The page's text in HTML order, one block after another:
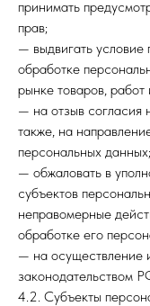
принимать
прав;
— выдвигать условие
обработке
рынке товаров, работ
— на отзыв согласия
также, на
персональных данных;
— обжаловать в
субъектов
неправомерные
обработке его
— на осуществление
законодательством
4.2. Субъекты